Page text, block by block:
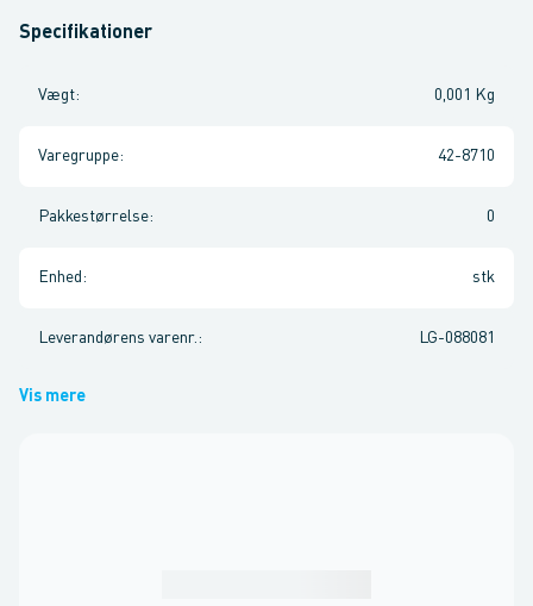
Specifikationer
Vægt: 0,001 Kg
Varegruppe: 42-8710
Pakkestørrelse: 0
Enhed : stk
Leverandørens varenr. : LG-088081
Vis mere